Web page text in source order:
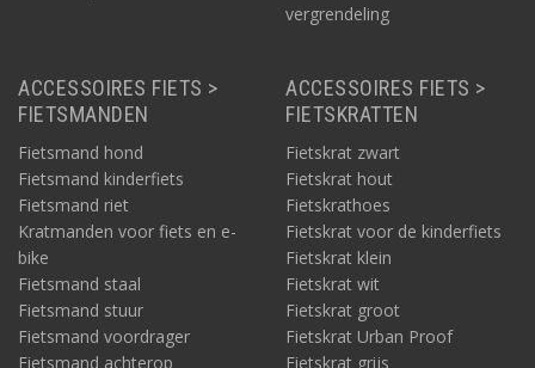
vergrendeling
ACCESSOIRES FIETS >
FIETSMANDEN
Fietsmand hond
Fietsmand kinderfiets
Fietsmand riet
Kratmanden voor fiets en e-
bike
Fietsmand staal
Fietsmand stuur
Fietsmand voordrager
Fietsmand achterop
ACCESSOIRES FIETS >
FIETSKRATTEN
Fietskrat zwart
Fietskrat hout
Fietskrathoes
Fietskrat voor de kinderfiets
Fietskrat klein
Fietskrat wit
Fietskrat groot
Fietskrat Urban Proof
Fietskrat grijs